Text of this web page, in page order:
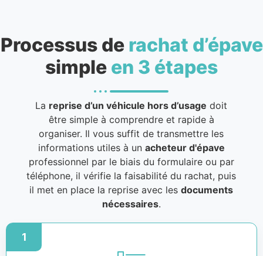
Processus de rachat d’épave
simple en 3 étapes
La reprise d’un véhicule hors d’usage doit
être simple à comprendre et rapide à
organiser. Il vous suffit de transmettre les
informations utiles à un acheteur d'épave
professionnel par le biais du formulaire ou par
téléphone, il vérifie la faisabilité du rachat, puis
il met en place la reprise avec lesdocuments
nécessaires.
1